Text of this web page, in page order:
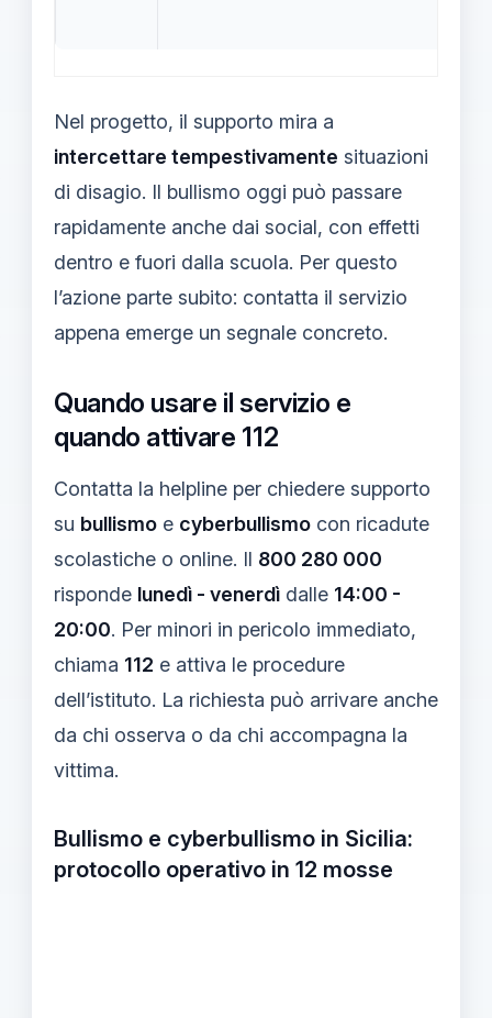
Nel progetto, il supporto mira a
intercettare tempestivamente situazioni
di disagio. Il bullismo oggi può passare
rapidamente anche dai social, con effetti
dentro e fuori dalla scuola. Per questo
l’azione parte subito: contatta il servizio
appena emerge un segnale concreto.
Quando usare il servizio e
quando attivare 112
Contatta la helpline per chiedere supporto
su bullismo e cyberbullismo con ricadute
scolastiche o online. Il 800 280 000
risponde lunedì - venerdì dalle 14:00 -
20:00. Per minori in pericolo immediato,
chiama 112 e attiva le procedure
dell’istituto. La richiesta può arrivare anche
da chi osserva o da chi accompagna la
vittima.
Bullismo e cyberbullismo in Sicilia:
protocollo operativo in 12 mosse